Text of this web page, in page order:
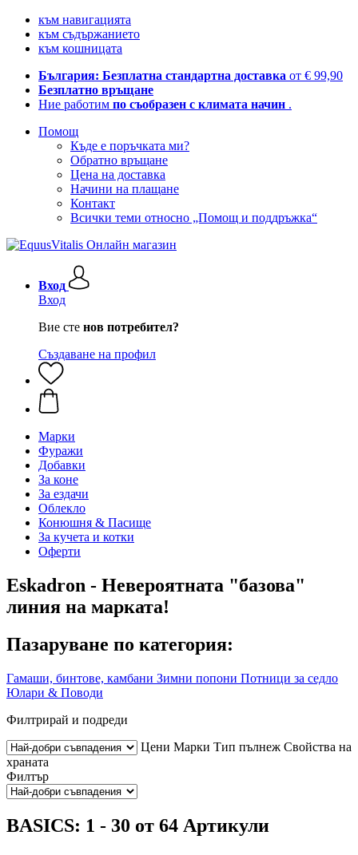
към навигацията
към съдържанието
към кошницата
България: Безплатна стандартна доставка от € 99,90
Безплатно връщане
Ние работим по съобразен с климата начин .
Помощ
Къде е поръчката ми?
Обратно връщане
Цена на доставка
Начини на плащане
Контакт
Всички теми относно „Помощ и поддръжка“
Вход
Вход
Вие сте нов потребител?
Създаване на профил
Марки
Фуражи
Добавки
За коне
За ездачи
Облекло
Конюшня & Пасище
За кучета и котки
Оферти
Eskadron - Невероятната "базова"
линия на марката!
Пазаруване по категория:
Гамаши, бинтове, камбани Зимни попони Потници за седло
Юлари & Поводи
Филтрирай и подреди
Цени Марки Тип пълнеж Свойства на
храната
Филтър
BASICS: 1 - 30 от 64 Артикули